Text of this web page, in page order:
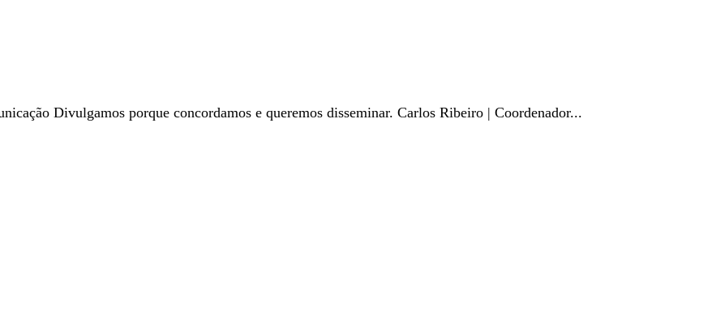
Divulgamos porque concordamos e queremos disseminar. Carlos Ribeiro | Coordenador...